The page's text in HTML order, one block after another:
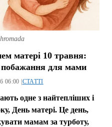
матері 10 травня:
побажання для мами
| СТАТТІ
одне з найтепліших і
День матері. Це день,
мамам за турботу,